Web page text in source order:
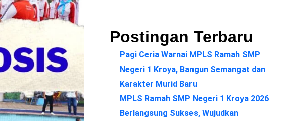
Postingan Terbaru
Pagi Ceria Warnai MPLS Ramah SMP
Negeri 1 Kroya, Bangun Semangat dan
Karakter Murid Baru
MPLS Ramah SMP Negeri 1 Kroya 2026
Berlangsung Sukses, Wujudkan